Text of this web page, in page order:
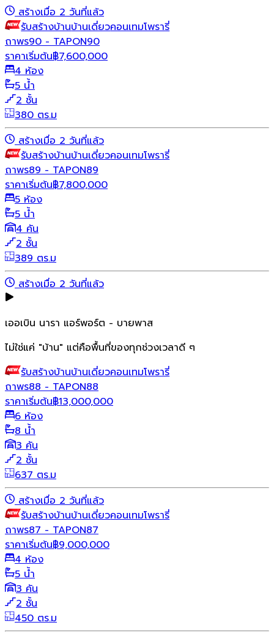
สร้างเมื่อ 2 วันที่แล้ว
รับสร้างบ้านบ้านเดี่ยวคอนเทมโพรารี่
ถาพร90 - TAPON90
ราคาเริ่มต้น฿7,600,000
4 ห้อง
5 น้ำ
2 ชั้น
380 ตร.ม
สร้างเมื่อ 2 วันที่แล้ว
รับสร้างบ้านบ้านเดี่ยวคอนเทมโพรารี่
ถาพร89 - TAPON89
ราคาเริ่มต้น฿7,800,000
5 ห้อง
5 น้ำ
4 คัน
2 ชั้น
389 ตร.ม
สร้างเมื่อ 2 วันที่แล้ว
เออเบิน นารา แอร์พอร์ต - บายพาส
ไม่ใช่แค่ "บ้าน" แต่คือพื้นที่ของทุกช่วงเวลาดี ๆ
รับสร้างบ้านบ้านเดี่ยวคอนเทมโพรารี่
ถาพร88 - TAPON88
ราคาเริ่มต้น฿13,000,000
6 ห้อง
8 น้ำ
3 คัน
2 ชั้น
637 ตร.ม
สร้างเมื่อ 2 วันที่แล้ว
รับสร้างบ้านบ้านเดี่ยวคอนเทมโพรารี่
ถาพร87 - TAPON87
ราคาเริ่มต้น฿9,000,000
4 ห้อง
5 น้ำ
3 คัน
2 ชั้น
450 ตร.ม